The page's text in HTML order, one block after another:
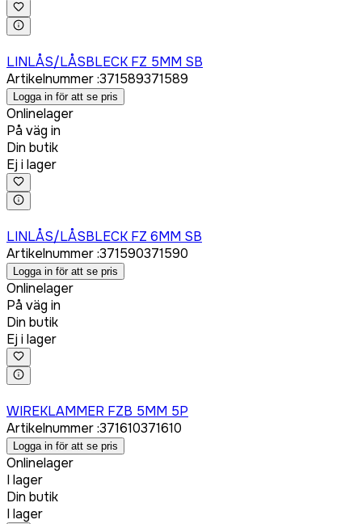
LINLÅS/LÅSBLECK FZ 5MM SB
Artikelnummer:371589371589
Logga in för att se pris
Onlinelager
På väg in
Din butik
Ej i lager
LINLÅS/LÅSBLECK FZ 6MM SB
Artikelnummer:371590371590
Logga in för att se pris
Onlinelager
På väg in
Din butik
Ej i lager
WIREKLAMMER FZB 5MM 5P
Artikelnummer:371610371610
Logga in för att se pris
Onlinelager
I lager
Din butik
I lager